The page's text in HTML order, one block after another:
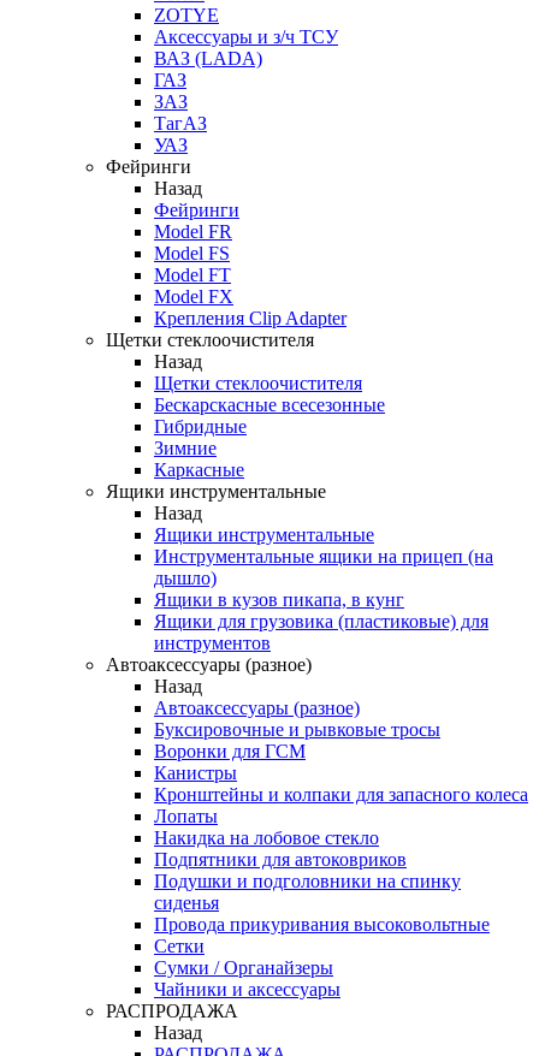
ZOTYE
Аксессуары и з/ч ТСУ
ВАЗ (LADA)
ГАЗ
ЗАЗ
ТагАЗ
УАЗ
Фейринги
Назад
Фейринги
Model FR
Model FS
Model FT
Model FX
Крепления Clip Adapter
Щетки стеклоочистителя
Назад
Щетки стеклоочистителя
Бескарскасные всесезонные
Гибридные
Зимние
Каркасные
Ящики инструментальные
Назад
Ящики инструментальные
Инструментальные ящики на прицеп (на
дышло)
Ящики в кузов пикапа, в кунг
Ящики для грузовика (пластиковые) для
инструментов
Автоаксессуары (разное)
Назад
Автоаксессуары (разное)
Буксировочные и рывковые тросы
Воронки для ГСМ
Канистры
Кронштейны и колпаки для запасного колеса
Лопаты
Накидка на лобовое стекло
Подпятники для автоковриков
Подушки и подголовники на спинку
сиденья
Провода прикуривания высоковольтные
Сетки
Сумки / Органайзеры
Чайники и аксессуары
РАСПРОДАЖА
Назад